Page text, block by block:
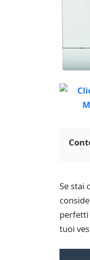
Se stai
perfetti
tuoi